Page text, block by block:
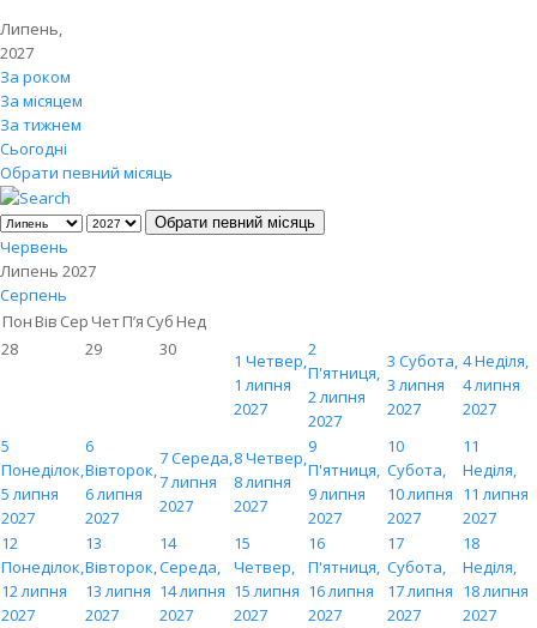
Липень,
2027
За роком
За місяцем
За тижнем
Сьогодні
Обрати певний місяць
Обрати певний місяць
Червень
Липень 2027
Серпень
Пон Вів Сер ЧетП’я Суб Нед
28
29 30
1 Четвер,
1 липня
2027
2
П'ятниця,
2 липня
2027
3 Субота,
3 липня
2027
4Неділя,
4 липня
2027
5
Понеділок,
5 липня
2027
6
Вівторок,
6 липня
2027
7Середа,
7 липня
2027
8Четвер,
8 липня
2027
9
П'ятниця,
9 липня
2027
10
Субота,
10 липня
2027
11
Неділя,
11 липня
2027
12
Понеділок,
12 липня
2027
13
Вівторок,
13 липня
2027
14
Середа,
14 липня
2027
15
Четвер,
15 липня
2027
16
П'ятниця,
16 липня
2027
17
Субота,
17 липня
2027
18
Неділя,
18 липня
2027